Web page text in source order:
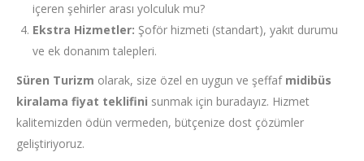
içeren şehirler arası yolculuk mu?
Ekstra Hizmetler: Şoför hizmeti (standart), yakıt durumu
ve ek donanım talepleri.
Süren Turizm olarak, size özel en uygun ve şeffaf midibüs
kiralama fiyat teklifini sunmak için buradayız. Hizmet
kalitemizden ödün vermeden, bütçenize dost çözümler
geliştiriyoruz.